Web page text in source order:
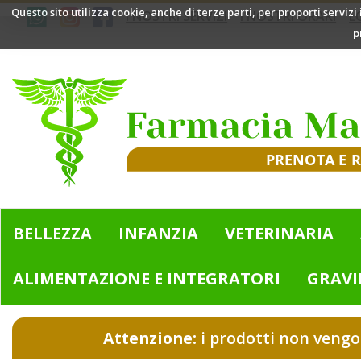
Passa
Questo sito utilizza cookie, anche di terze parti, per proporti
I NOSTRI SERVIZI I NOSTRI ORARI
Mazzini
Bologna
BELLEZZA INFANZIA VETERINARIA
ALIMENTAZIONE E INTEGRATORI
Attenzione: i prodotti non